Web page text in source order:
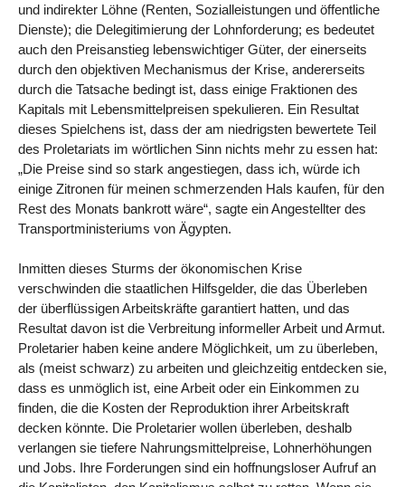
und indirekter Löhne (Renten, Sozialleistungen und öffentliche
Dienste); die Delegitimierung der Lohnforderung; es bedeutet
auch den Preisanstieg lebenswichtiger Güter, der einerseits
durch den objektiven Mechanismus der Krise, andererseits
durch die Tatsache bedingt ist, dass einige Fraktionen des
Kapitals mit Lebensmittelpreisen spekulieren. Ein Resultat
dieses Spielchens ist, dass der am niedrigsten bewertete Teil
des Proletariats im wörtlichen Sinn nichts mehr zu essen hat:
„Die Preise sind so stark angestiegen, dass ich, würde ich
einige Zitronen für meinen schmerzenden Hals kaufen, für den
Rest des Monats bankrott wäre“, sagte ein Angestellter des
Transportministeriums von Ägypten.
Inmitten dieses Sturms der ökonomischen Krise
verschwinden die staatlichen Hilfsgelder, die das Überleben
der überflüssigen Arbeitskräfte garantiert hatten, und das
Resultat davon ist die Verbreitung informeller Arbeit und Armut.
Proletarier haben keine andere Möglichkeit, um zu überleben,
als (meist schwarz) zu arbeiten und gleichzeitig entdecken sie,
dass es unmöglich ist, eine Arbeit oder ein Einkommen zu
finden, die die Kosten der Reproduktion ihrer Arbeitskraft
decken könnte. Die Proletarier wollen überleben, deshalb
verlangen sie tiefere Nahrungsmittelpreise, Lohnerhöhungen
und Jobs. Ihre Forderungen sind ein hoffnungsloser Aufruf an